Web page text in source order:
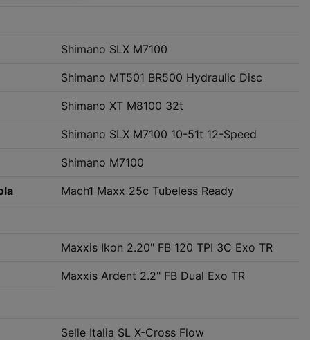
Shimano SLX M7100
Shimano MT501 BR500 Hydraulic Disc
Shimano XT M8100 32t
Shimano SLX M7100 10-51t 12-Speed
Shimano M7100
Mach1 Maxx 25c Tubeless Ready
Maxxis Ikon 2.20" FB 120 TPI 3C Exo TR
Maxxis Ardent 2.2" FB Dual Exo TR
Selle Italia SL X-Cross Flow